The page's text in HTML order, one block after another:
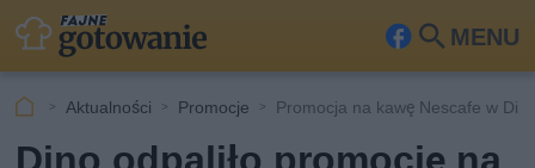
MENU
Fa
ook
Szu
kaj
Aktualności Promocje Promocja na kawę Nescafe w